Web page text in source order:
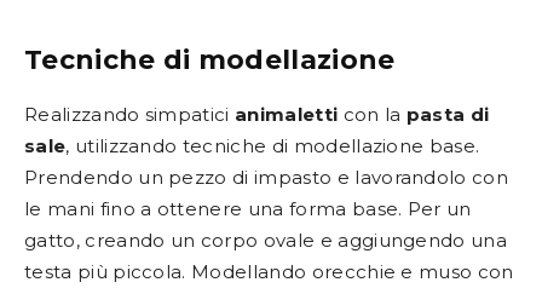
Tecniche di modellazione
Realizzando simpatici animaletti con la pasta di
sale, utilizzando tecniche di modellazione base.
Prendendo un pezzo di impasto e lavorandolo con
le mani fino a ottenere una forma base. Per un
gatto, creando un corpo ovale e aggiungendo una
testa più piccola. Modellando orecchie e muso con